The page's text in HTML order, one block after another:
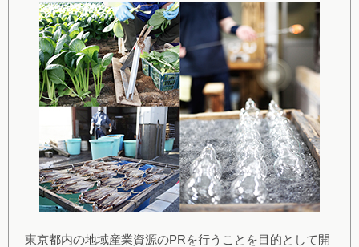
東京都内の地域産業資源のPRを行うことを目的として開